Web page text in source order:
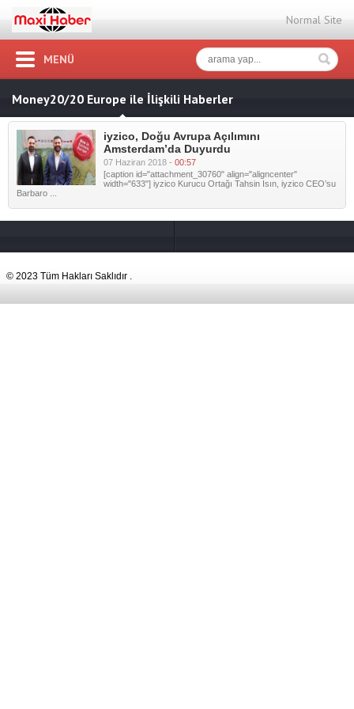
Normal Site
MENÜ
Money20/20 Europe ile İlişkili Haberler
iyzico, Doğu Avrupa Açılımını
Amsterdam’da Duyurdu
07 Haziran 2018 - 00:57
[caption id="attachment_30760" align="aligncenter"
width="633"] iyzico Kurucu Ortağı Tahsin Isın, iyzico CEO’su
Barbaro ...
© 2023 Tüm Hakları Saklıdır .